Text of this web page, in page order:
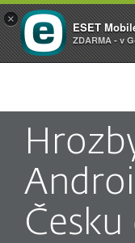
×
ESET
ZDARMA - v